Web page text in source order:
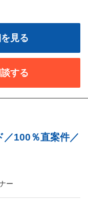
見る
する
／100％直案件／
ー